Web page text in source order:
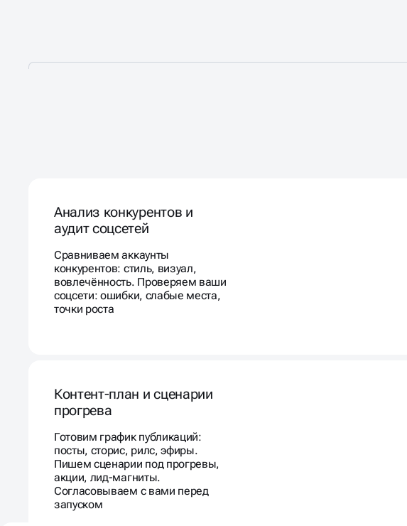
Анализ конкурентов и
аудит соцсетей
Сравниваем аккаунты
конкурентов: стиль, визуал,
вовлечённость. Проверяем ваши
соцсети: ошибки, слабые места,
точки роста
Контент-план и сценарии
прогрева
Готовим график публикаций:
посты, сторис, рилс, эфиры.
Пишем сценарии под прогревы,
акции, лид-магниты.
Согласовываем с вами перед
запуском